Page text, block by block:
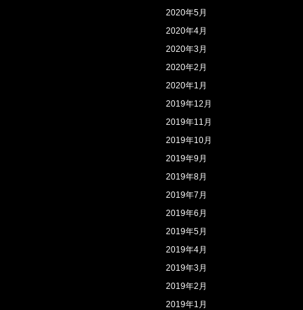
2020年5月
2020年4月
2020年3月
2020年2月
2020年1月
2019年12月
2019年11月
2019年10月
2019年9月
2019年8月
2019年7月
2019年6月
2019年5月
2019年4月
2019年3月
2019年2月
2019年1月